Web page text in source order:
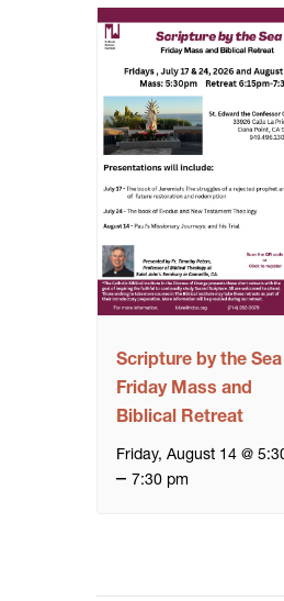
Scripture by the Sea
Friday Mass and
Biblical Retreat
Friday, August 14 @
–7:30 pm